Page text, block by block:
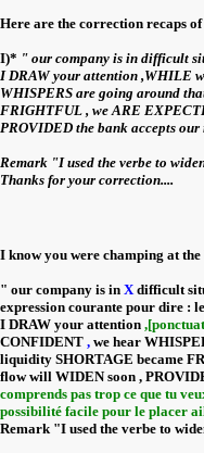
Here are the correction recaps
I)* " our company is in difficult
I DRAW your attention ,WHILE
WHISPERS are going around
FRIGHTFUL , we ARE
PROVIDED the bank accepts
Remark "I used the verbe to
Thanks for your correction....
I know you were champing at the
" our company is in X difficult
expression courante pour dire :
I DRAW your attention
CONFIDENT , we hear
liquidity SHORTAGE became
flow will WIDEN soon ,
comprends pas trop ce que tu
possibilité facile pour le placer
Remark "I used the verbe to